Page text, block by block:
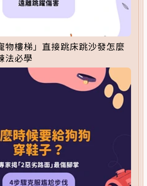
物樓梯」直接跳床跳沙發怎麼
法必學